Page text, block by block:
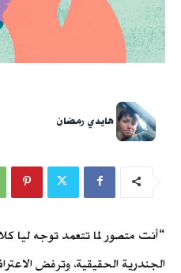
هايدي رمضان
“أنت متصور لما تتعمد توجه ليا
الجندرية الحقيقية، وترفض